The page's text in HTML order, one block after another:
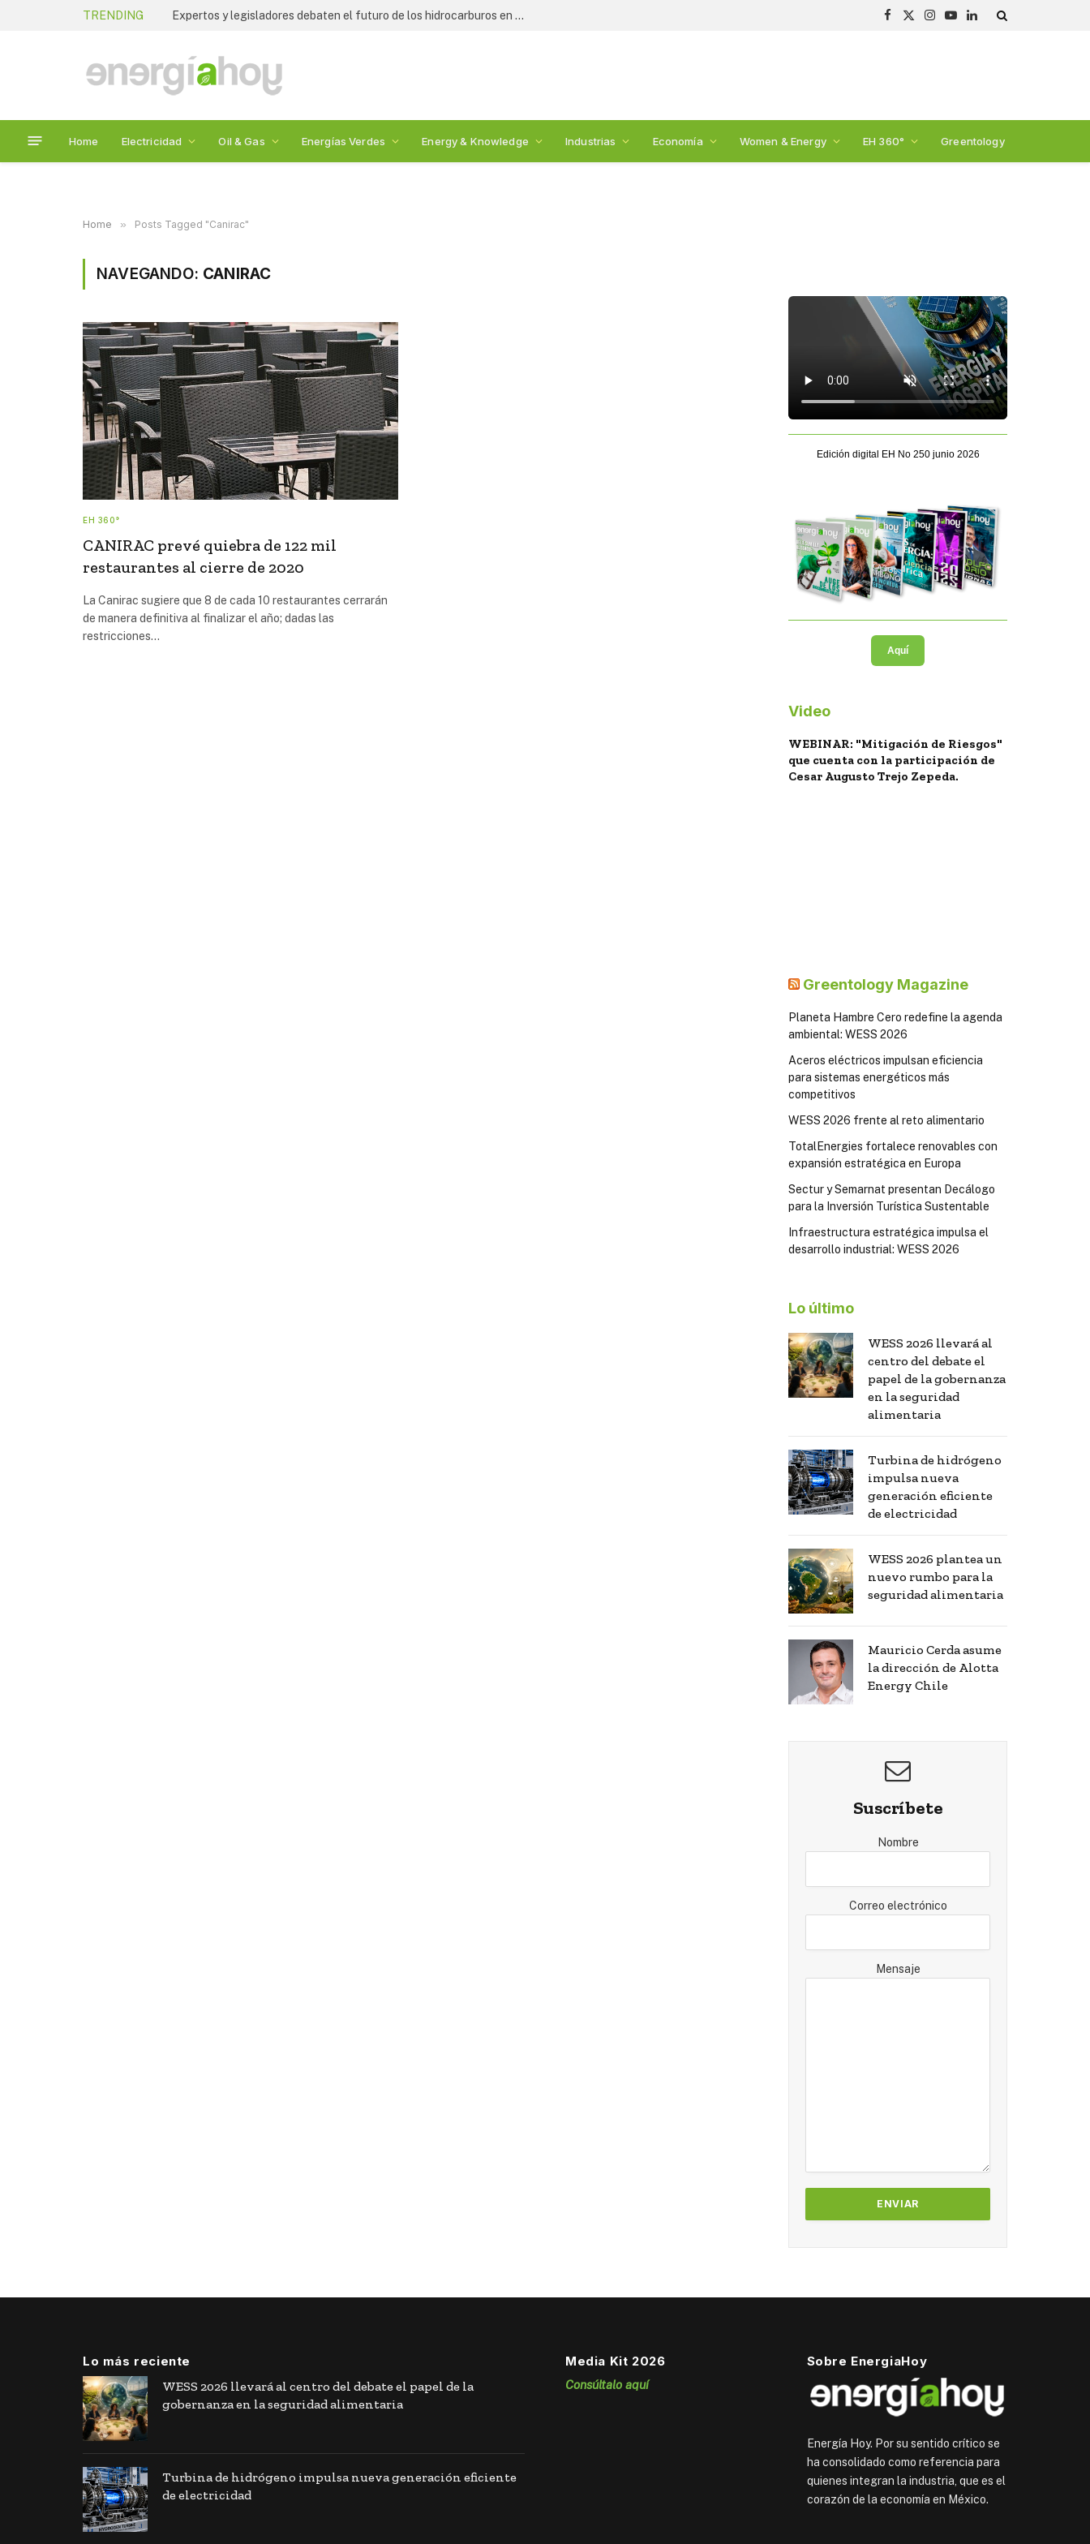
TRENDING Expertos y legisladores debaten el futuro de los hidrocarburos en México: 2nda Cumbre de Energía
Facebook
X
Instagram
YouTubeLinkedIn
Home Electricidad Oil & Gas Energías Verdes Energy & Knowledge Industrias Economía Women & Energy EH 360° Greentology
Home » Posts Tagged "Canirac"
NAVEGANDO: CANIRAC
EH 360°
CANIRAC prevé quiebra de 122 mil
restaurantes al cierre de 2020
La Canirac sugiere que 8 de cada 10 restaurantes cerrarán
de manera definitiva al finalizar el año; dadas las
restricciones…
Edición digital EH No 250 junio 2026
Aquí
Video
WEBINAR: "Mitigación de Riesgos"
que cuenta con la participación de
Cesar Augusto Trejo Zepeda.
Greentology Magazine
Planeta Hambre Cero redefine la agenda
ambiental: WESS 2026
Aceros eléctricos impulsan eficiencia
para sistemas energéticos más
competitivos
WESS 2026 frente al reto alimentario
TotalEnergies fortalece renovables con
expansión estratégica en Europa
Sectur y Semarnat presentan Decálogo
para la Inversión Turística Sustentable
Infraestructura estratégica impulsa el
desarrollo industrial: WESS 2026
Lo último
WESS 2026 llevará al
centro del debate el
papel de la gobernanza
en la seguridad
alimentaria
Turbina de hidrógeno
impulsa nueva
generación eficiente
de electricidad
WESS 2026 plantea un
nuevo rumbo para la
seguridad alimentaria
Mauricio Cerda asume
la dirección de Alotta
Energy Chile
Suscríbete
Nombre
Correo electrónico
Mensaje
Lo más reciente
WESS 2026 llevará al centro del debate el papel de la
gobernanza en la seguridad alimentaria
Turbina de hidrógeno impulsa nueva generación eficiente
de electricidad
Media Kit 2026
Consúltalo aquí
Sobre EnergiaHoy
Energía Hoy. Por su sentido crítico se
ha consolidado como referencia para
quienes integran la industria, que es el
corazón de la economía en México.